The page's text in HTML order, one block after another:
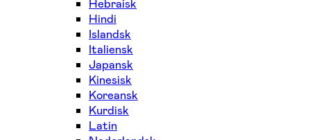
Hebraisk
Hindi
Islandsk
Italiensk
Japansk
Kinesisk
Koreansk
Kurdisk
Latin